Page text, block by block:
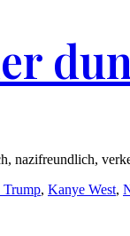
nazifreundlich,
Trump, Kanye West,